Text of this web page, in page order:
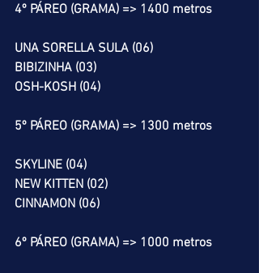
4º PÁREO (GRAMA) => 1400 metros
UNA SORELLA SULA (06)
BIBIZINHA (03)
OSH-KOSH (04)
5º PÁREO (GRAMA) => 1300 metros
SKYLINE (04)
NEW KITTEN (02)
CINNAMON (06)
6º PÁREO (GRAMA) => 1000 metros